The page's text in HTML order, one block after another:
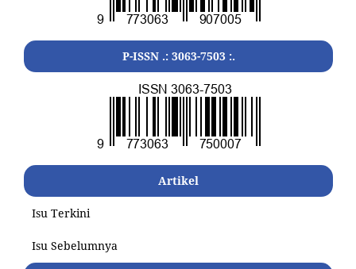
P-ISSN .: 3063-7503 :.
Artikel
Isu Terkini
Isu Sebelumnya